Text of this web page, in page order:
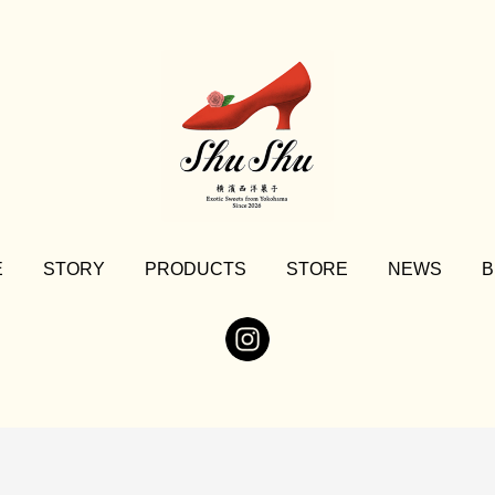
STORY PRODUCTS STORE NEWS